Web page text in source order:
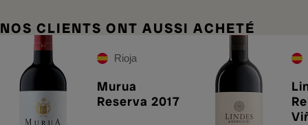
NOS CLIENTS ONT AUSSI ACHETÉ
Rioja
Murua
Reserva 2017